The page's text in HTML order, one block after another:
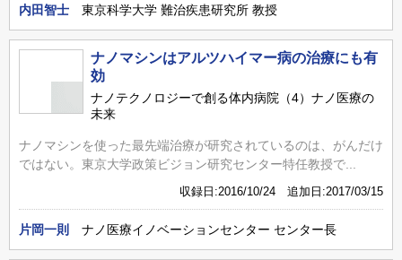
内田智士 東京科学大学 難治疾患研究所 教授
ナノマシンはアルツハイマー病の治療にも有
効
ナノテクノロジーで創る体内病院（4）ナノ医療の
未来
ナノマシンを使った最先端治療が研究されているのは、がんだけ
ではない。東京大学政策ビジョン研究センター特任教授で...
収録日:2016/10/24 追加日:2017/03/15
片岡一則 ナノ医療イノベーションセンター センター長